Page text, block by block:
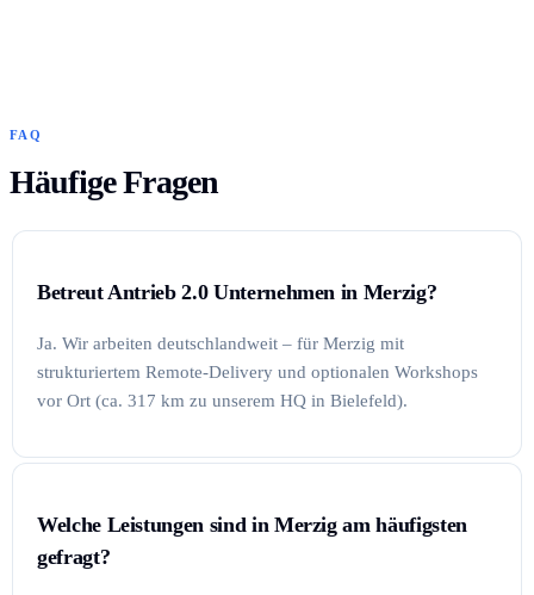
FAQ
Häufige Fragen
Betreut Antrieb 2.0 Unternehmen in Merzig?
Ja. Wir arbeiten deutschlandweit – für Merzig mit
strukturiertem Remote-Delivery und optionalen Workshops
vor Ort (ca. 317 km zu unserem HQ in Bielefeld).
Welche Leistungen sind in Merzig am häufigsten
gefragt?